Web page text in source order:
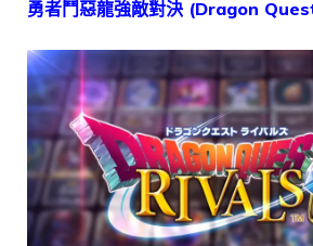
勇者鬥惡龍強敵對決 (Dragon